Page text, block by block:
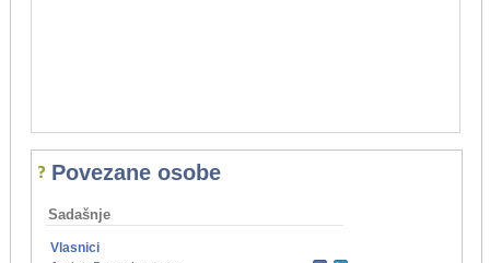
Povezane osobe
Sadašnje
Vlasnici